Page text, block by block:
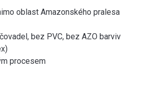
oblast Amazonského pralesa
bez PVC, bez AZO barviv
procesem